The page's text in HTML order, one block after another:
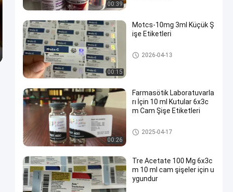
00:39
00:15
Motcs-10mg 3ml Küçük Ş
işe Etiketleri
Cam Flakon Etiketleri
2026-04-13
00:26
Farmasötik Laboratuvarla
rı İçin 10 ml Kutular 6x3c
m Cam Şişe Etiketleri
Cam Flakon Etiketleri
2025-04-17
Tre Acetate 100 Mg 6x3c
m 10 ml cam şişeler için u
ygundur